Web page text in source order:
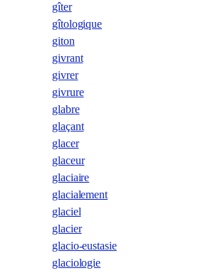
gîter
gîtologique
giton
givrant
givrer
givrure
glabre
glaçant
glacer
glaceur
glaciaire
glacialement
glaciel
glacier
glacio-eustasie
glaciologie